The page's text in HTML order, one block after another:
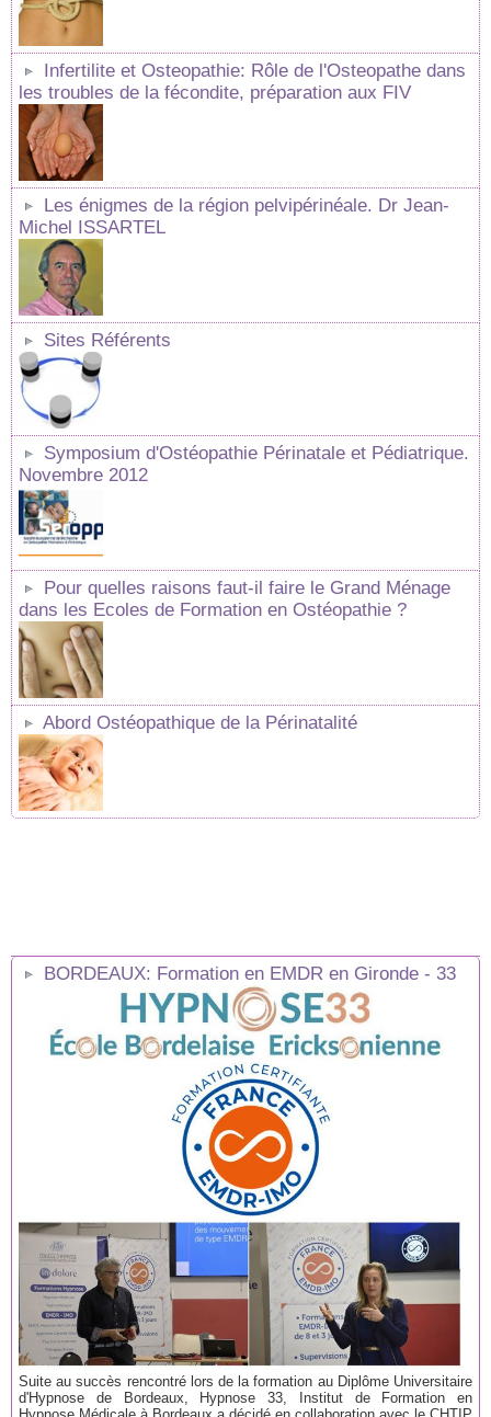
Infertilite et Osteopathie: Rôle de l'Osteopathe dans
les troubles de la fécondite, préparation aux FIV
Les énigmes de la région pelvipérinéale. Dr Jean-
Michel ISSARTEL
Sites Référents
Symposium d'Ostéopathie Périnatale et Pédiatrique.
Novembre 2012
Pour quelles raisons faut-il faire le Grand Ménage
dans les Ecoles de Formation en Ostéopathie ?
Abord Ostéopathique de la Périnatalité
BORDEAUX: Formation en EMDR en Gironde - 33
Suite au succès rencontré lors de la formation au Diplôme Universitaire
d'Hypnose de Bordeaux, Hypnose 33, Institut de Formation en